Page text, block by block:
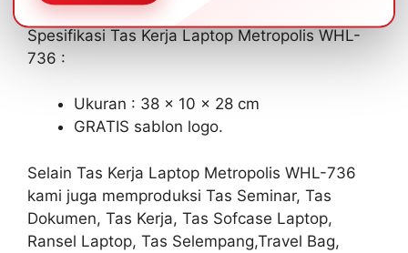
Spesifikasi Tas Kerja Laptop Metropolis WHL-
736 :
Ukuran : 38 x 10 x 28 cm
GRATIS sablon logo.
Selain Tas Kerja Laptop Metropolis WHL-736
kami juga memproduksi Tas Seminar, Tas
Dokumen, Tas Kerja, Tas Sofcase Laptop,
Ransel Laptop, Tas Selempang,Travel Bag,